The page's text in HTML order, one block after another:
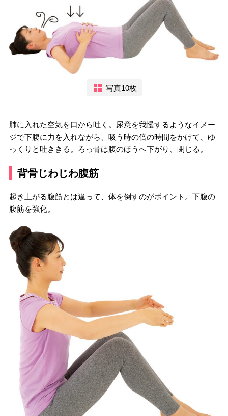
写真10枚
肺に入れた空気を口から吐く。尿意を我慢するようなイメー
ジで下腹に力を入れながら、吸う時の倍の時間をかけて、ゆ
っくりと吐ききる。ろっ骨は腹のほうへ下がり、閉じる。
背骨じわじわ腹筋
起き上がる腹筋とは違って、体を倒すのがポイント。下腹の
腹筋を強化。